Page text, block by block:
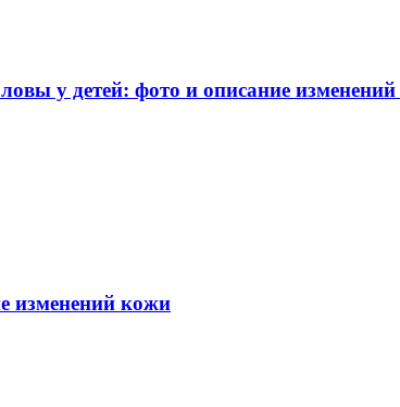
у детей: фото и описание
изменений кожи